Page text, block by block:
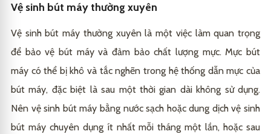
Vệ sinh bút máy thường xuyên
Vệ sinh bút máy thường xuyên là một việc làm quan trọng
để bảo vệ bút máy và đảm bảo chất lượng mực. Mực bút
máy có thể bị khô và tắc nghẽn trong hệ thống dẫn mực của
bút máy, đặc biệt là sau một thời gian dài không sử dụng.
Nên vệ sinh bút máy bằng nước sạch hoặc dung dịch vệ sinh
bút máy chuyên dụng ít nhất mỗi tháng một lần, hoặc sau